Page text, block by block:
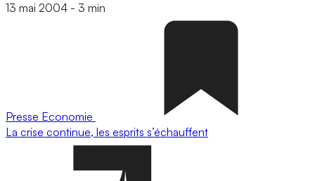
13 mai 2004 - 3 min
Presse Economie
La crise continue, les esprits s’échauffent